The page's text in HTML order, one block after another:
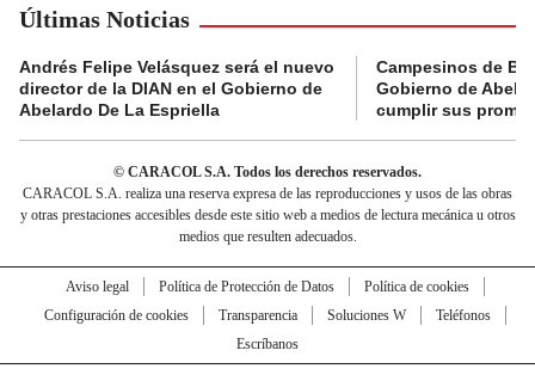
Últimas Noticias
Andrés Felipe Velásquez será el nuevo
director de la DIAN en el Gobierno de
Abelardo De La Espriella
Campesinos de
Gobierno de
cumplir sus
© CARACOL S.A. Todos los derechos reservados.
CARACOL S.A. realiza una reserva expresa de las reproducciones y usos de las obras
y otras prestaciones accesibles desde este sitio web a medios de lectura mecánica u otros
medios que resulten adecuados.
Aviso legal Política de Protección de Datos
Política de cookies
Configuración de cookies
Transparencia Soluciones W
Teléfonos
Escríbanos